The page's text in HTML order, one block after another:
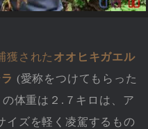
獲された オオヒキガエル
(愛称をつけてもらった
体重は２.７キロは、ア
イズを軽く凌駕するもの